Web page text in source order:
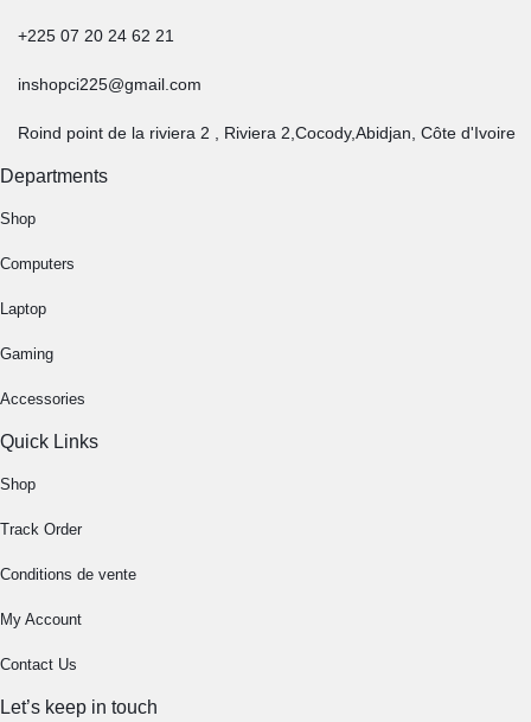
+225 07 20 24 62 21
inshopci225@gmail.com
Roind point de la riviera 2 , Riviera 2,Cocody,Abidjan, Côte d'Ivoire
Departments
Shop
Computers
Laptop
Gaming
Accessories
Quick Links
Shop
Track Order
Conditions de vente
My Account
Contact Us
Let’s keep in touch